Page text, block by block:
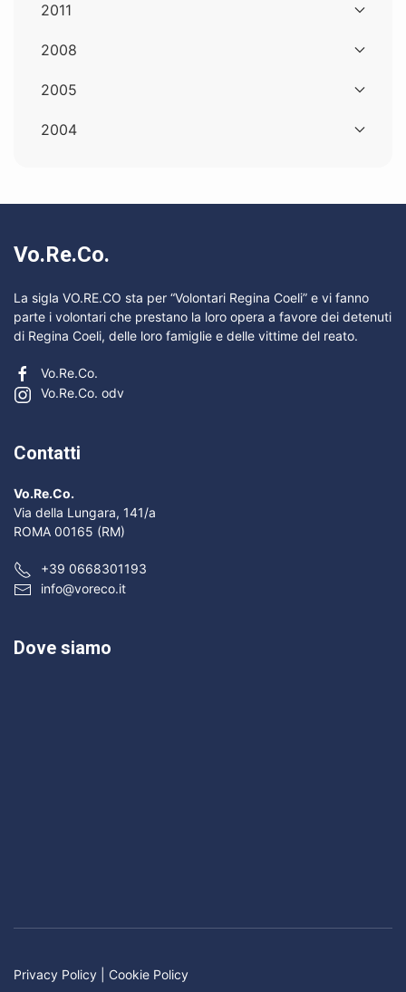
2011
2008
2005
2004
Vo.Re.Co.
La sigla VO.RE.CO sta per “Volontari Regina Coeli” e vi fanno
parte i volontari che prestano la loro opera a favore dei detenuti
di Regina Coeli, delle loro famiglie e delle vittime del reato.
Vo.Re.Co.
Vo.Re.Co. odv
Contatti
Vo.Re.Co.
Via della Lungara, 141/a
ROMA 00165 (RM)
+39 0668301193
info@voreco.it
Dove siamo
Privacy Policy Cookie Policy